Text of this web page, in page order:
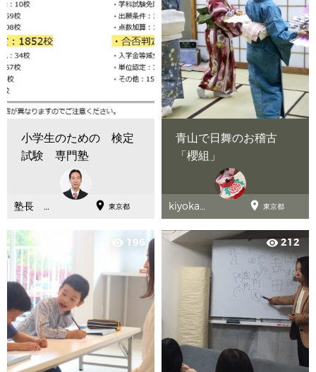
小学生のための 検定
試験 専門塾
塾長 豊
 東京都
青山で日舞のお稽古
「櫻組」
kiyoka
hanagi
 東京都
visibility 196 visibility212